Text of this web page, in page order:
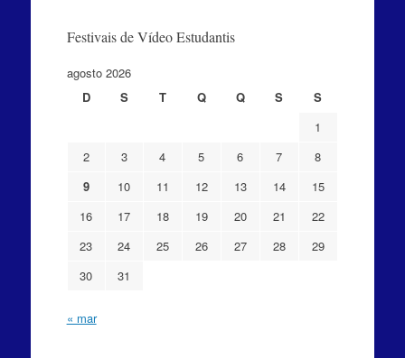
Festivais de Vídeo Estudantis
agosto 2026
D
S T Q Q S
S
1
2
3 4 5 6 7
8
9
10 11 12 13 14
15
16
17 18 19 20 21
22
23
24 25 26 27 28
29
30
31
« mar